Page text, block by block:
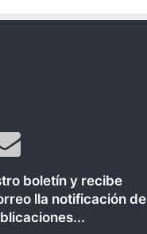
boletín y recibe
lla notificación de